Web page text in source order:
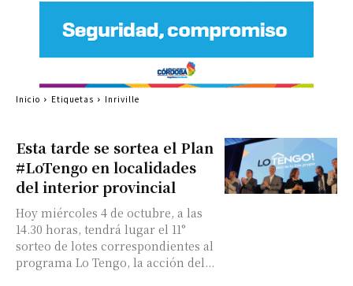
Esta tarde se sortea el Plan
#LoTengo en localidades
del interior provincial
Hoy miércoles 4 de octubre, a las
14.30 horas, tendrá lugar el 11°
sorteo de lotes correspondientes al
programa Lo Tengo, la acción del...
Inicio Etiquetas Inriville